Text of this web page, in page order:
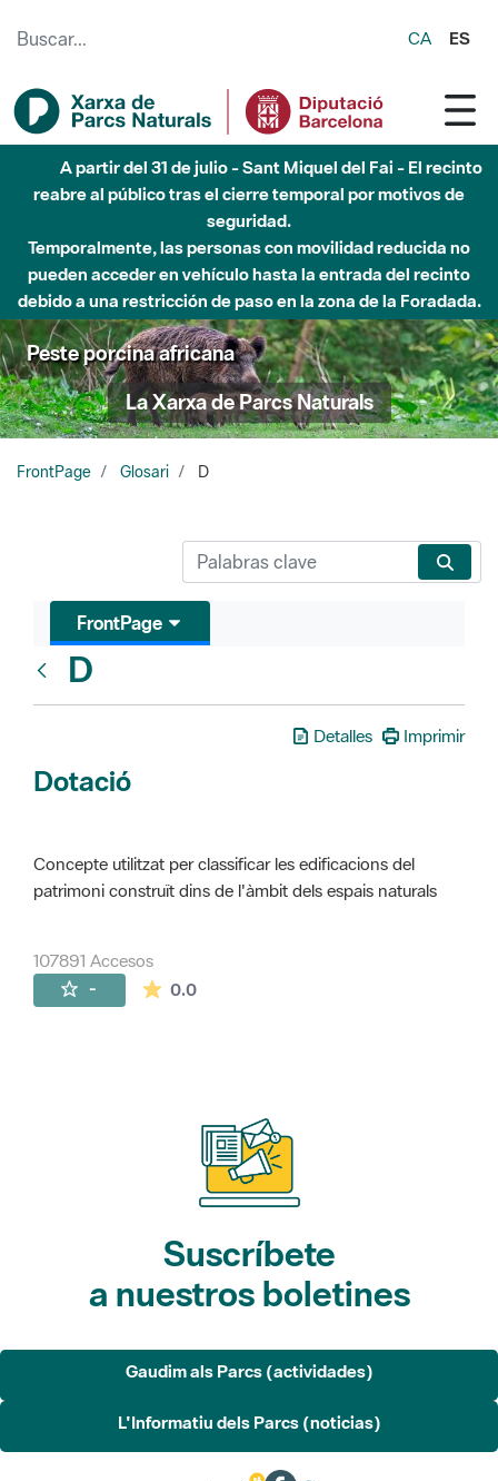
CA ES
A partir del 31 de julio - Sant Miquel del Fai - El recinto
reabre al público tras el cierre temporal por motivos de
seguridad.
Temporalmente, las personas con movilidad reducida no
pueden acceder en vehículo hasta la entrada del recinto
debido a una restricción de paso en la zona de la Foradada.
Peste porcina africana
La Xarxa de Parcs Naturals
FrontPage Glosari D
FrontPage
D
Detalles Imprimir
Dotació
Concepte utilitzat per classificar les edificacions del
patrimoni construït dins de l'àmbit dels espais naturals
107891 Accesos
- 0.0La valoración media es de 0 estrellas de
Suscríbete
a nuestros boletines
Gaudim als Parcs (actividades)
L'Informatiu dels Parcs (noticias)